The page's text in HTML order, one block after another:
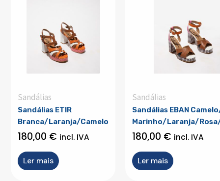
Sandálias
Sandálias ETIR
Branca/Laranja/Camelo
180,00 € incl. IVA
Ler mais
Sandálias
Sandálias EBAN
Marinho/Laranja/
180,00 € incl. IVA
Ler mais